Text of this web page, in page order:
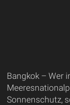
Bangkok – Wer
Sonnenschutz,